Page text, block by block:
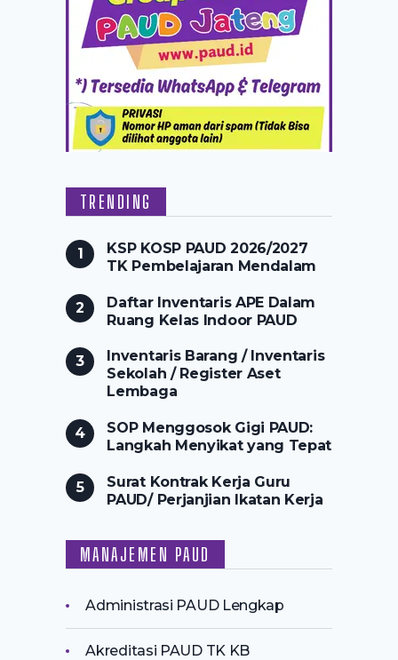
TRENDING
KSP KOSP PAUD 2026/2027
TK Pembelajaran Mendalam
Daftar Inventaris APE Dalam
Ruang Kelas Indoor PAUD
Inventaris Barang / Inventaris
Sekolah / Register Aset
Lembaga
SOP Menggosok Gigi PAUD:
Langkah Menyikat yang Tepat
Surat Kontrak Kerja Guru
PAUD/ Perjanjian Ikatan Kerja
MANAJEMEN PAUD
Administrasi PAUD Lengkap
Akreditasi PAUD TK KB